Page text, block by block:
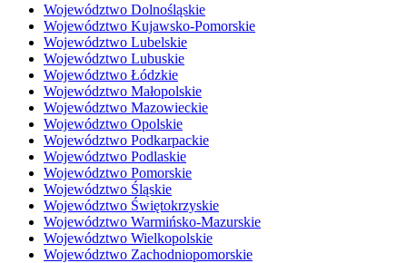
Województwo Dolnośląskie
Województwo Kujawsko-Pomorskie
Województwo Lubelskie
Województwo Lubuskie
Województwo Łódzkie
Województwo Małopolskie
Województwo Mazowieckie
Województwo Opolskie
Województwo Podkarpackie
Województwo Podlaskie
Województwo Pomorskie
Województwo Śląskie
Województwo Świętokrzyskie
Województwo Warmińsko-Mazurskie
Województwo Wielkopolskie
Województwo Zachodniopomorskie